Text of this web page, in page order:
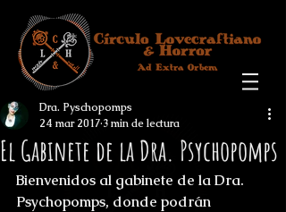
El Gabinete de la Dra. Psychopomps
Dra. Pyschopomps
24 mar 2017 3 min de lectura
Bienvenidos al gabinete de la Dra.
Psychopomps, donde podrán